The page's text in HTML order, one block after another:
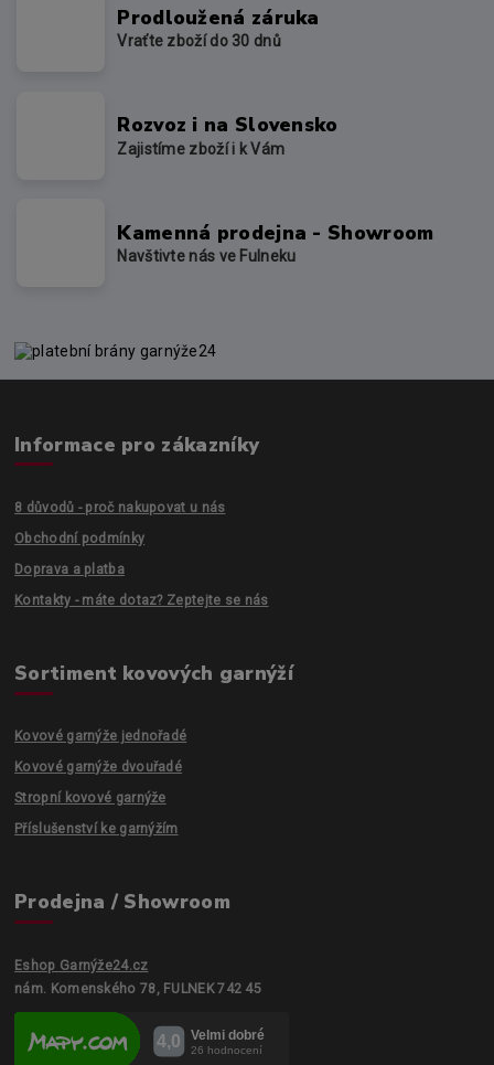
Prodloužená záruka
Vraťte zboží do 30 dnů
Rozvoz i na Slovensko
Zajistíme zboží i k Vám
Kamenná prodejna - Showroom
Navštivte nás ve Fulneku
Informace pro zákazníky
8 důvodů - proč nakupovat u nás
Obchodní podmínky
Doprava a platba
Kontakty - máte dotaz? Zeptejte se nás
Sortiment kovových garnýží
Kovové garnýže jednořadé
Kovové garnýže dvouřadé
Stropní kovové garnýže
Příslušenství ke garnýžím
Prodejna / Showroom
Eshop Garnýže24.cz
nám. Komenského 78, FULNEK 742 45